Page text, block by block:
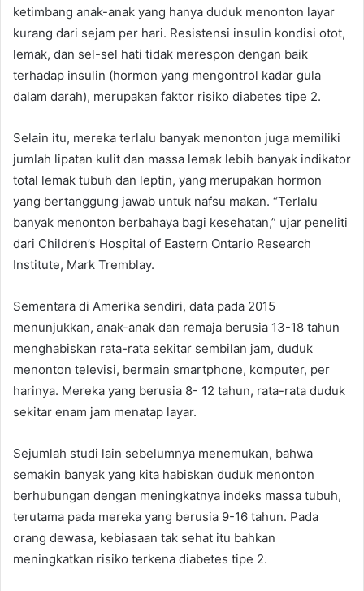
ketimbang anak-anak yang hanya duduk menonton layar
kurang dari sejam per hari. Resistensi insulin kondisi otot,
lemak, dan sel-sel hati tidak merespon dengan baik
terhadap insulin (hormon yang mengontrol kadar gula
dalam darah), merupakan faktor risiko diabetes tipe 2.
Selain itu, mereka terlalu banyak menonton juga memiliki
jumlah lipatan kulit dan massa lemak lebih banyak indikator
total lemak tubuh dan leptin, yang merupakan hormon
yang bertanggung jawab untuk nafsu makan. “Terlalu
banyak menonton berbahaya bagi kesehatan,” ujar peneliti
dari Children’s Hospital of Eastern Ontario Research
Institute, Mark Tremblay.
Sementara di Amerika sendiri, data pada 2015
menunjukkan, anak-anak dan remaja berusia 13-18 tahun
menghabiskan rata-rata sekitar sembilan jam, duduk
menonton televisi, bermain smartphone, komputer, per
harinya. Mereka yang berusia 8- 12 tahun, rata-rata duduk
sekitar enam jam menatap layar.
Sejumlah studi lain sebelumnya menemukan, bahwa
semakin banyak yang kita habiskan duduk menonton
berhubungan dengan meningkatnya indeks massa tubuh,
terutama pada mereka yang berusia 9-16 tahun. Pada
orang dewasa, kebiasaan tak sehat itu bahkan
meningkatkan risiko terkena diabetes tipe 2.